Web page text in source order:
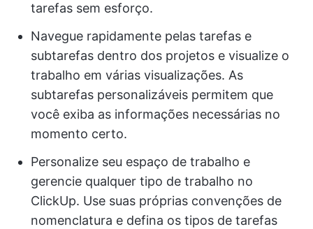
tarefas sem esforço.
Navegue rapidamente pelas tarefas e
subtarefas dentro dos projetos e visualize o
trabalho em várias visualizações. As
subtarefas personalizáveis permitem que
você exiba as informações necessárias no
momento certo.
Personalize seu espaço de trabalho e
gerencie qualquer tipo de trabalho no
ClickUp. Use suas próprias convenções de
nomenclatura e defina os tipos de tarefas